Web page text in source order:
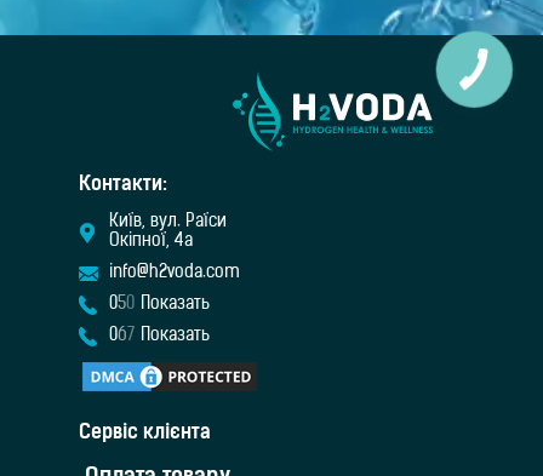
Контакти:
Київ, вул. Раїси
Окіпної, 4а
info@h2voda.com
050 Показать
067 Показать
Cервіс клієнта